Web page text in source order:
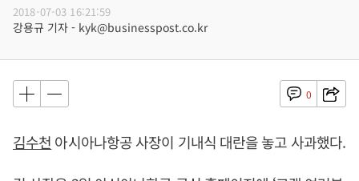
2018-07-03 16:21:59
강용규 기자 - kyk@businesspost.co.kr
0
김수천 아시아나항공 사장이 기내식 대란을 놓고 사과했다.